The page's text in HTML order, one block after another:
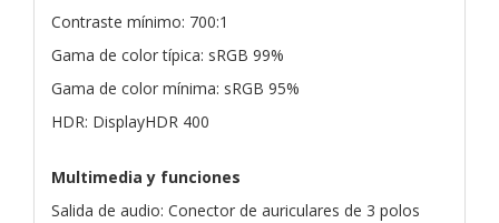
Contraste mínimo: 700:1
Gama de color típica: sRGB 99%
Gama de color mínima: sRGB 95%
HDR: DisplayHDR 400
Multimedia y funciones
Salida de audio: Conector de auriculares de 3 polos